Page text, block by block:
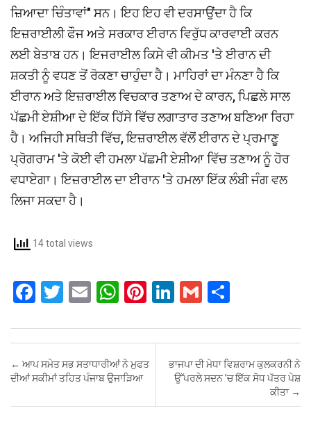
ਜ਼ਿਆਦਾ ਚਿੰਤਾਵਾਂ" ਸਨ। ਇਹ ਇਹ ਵੀ ਦਰਸਾਉਂਦਾ ਹੈ ਕਿ
ਇਜ਼ਰਾਈਲੀ ਫੌਜ ਅਤੇ ਸਰਕਾਰ ਈਰਾਨ ਵਿਰੁੱਧ ਕਾਰਵਾਈ ਕਰਨ
ਲਈ ਬੇਤਾਬ ਹਨ। ਇਜਰਾਈਲ ਕਿਸੇ ਵੀ ਕੀਮਤ 'ਤੇ ਈਰਾਨ ਦੀ
ਸ਼ਕਤੀ ਨੂੰ ਵਧਣ ਤੋਂ ਰੋਕਣਾ ਚਾਹੁੰਦਾ ਹੈ। ਮਾਹਿਰਾਂ ਦਾ ਮੰਨਣਾ ਹੈ ਕਿ
ਈਰਾਨ ਅਤੇ ਇਜ਼ਰਾਈਲ ਵਿਚਕਾਰ ਤਣਾਅ ਦੇ ਕਾਰਨ, ਪਿਛਲੇ ਸਾਲ
ਪੱਛਮੀ ਏਸ਼ੀਆ ਦੇ ਇੱਕ ਹਿੱਸੇ ਵਿੱਚ ਲਗਾਤਾਰ ਤਣਾਅ ਬਣਿਆ ਰਿਹਾ
ਹੈ। ਅਜਿਹੀ ਸਥਿਤੀ ਵਿੱਚ, ਇਜ਼ਰਾਈਲ ਵੱਲੋਂ ਈਰਾਨ ਦੇ ਪ੍ਰਮਾਣੂ
ਪ੍ਰੋਗਰਾਮ 'ਤੇ ਕੋਈ ਵੀ ਹਮਲਾ ਪੱਛਮੀ ਏਸ਼ੀਆ ਵਿੱਚ ਤਣਾਅ ਨੂੰ ਹੋਰ
ਵਧਾਏਗਾ। ਇਜ਼ਰਾਈਲ ਦਾ ਈਰਾਨ 'ਤੇ ਹਮਲਾ ਇੱਕ ਲੰਬੀ ਜੰਗ ਵਲ
ਲਿਜਾ ਸਕਦਾ ਹੈ।
14 total views
F
ce
b
o
o
T
tt
er
E
ail
W
at
s
A
p
Pi
er
es
Li
ke
dI
n
G
ail ar
e
Post navigation
← ਆਪ ਸਮੇਤ ਸਭ ਸਤਾਧਾਰੀਆਂ ਨੇ ਮੁਫਤ
ਦੀਆਂ ਸਕੀਮਾਂ ਤਹਿਤ ਪੰਜਾਬ ਉਜਾੜਿਆ
ਭਾਜਪਾ ਦੀ ਮੇਧਾ ਵਿਸ਼ਰਾਮ ਕੁਲਕਰਨੀ ਨੇ
ਉੱਪਰਲੇ ਸਦਨ ’ਚ ਇੱਕ ਸੋਧ ਪੱਤਰ ਪੇਸ਼
ਕੀਤਾ →